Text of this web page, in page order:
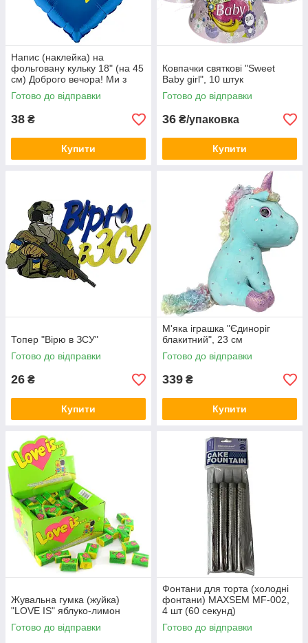
Напис (наклейка) на
фольговану кульку 18" (на 45
см) Доброго вечора! Ми з
України! (будь-який колір)
Готово до відправки
38 ₴
Купити
Ковпачки святкові "Sweet
Baby girl", 10 штук
Готово до відправки
36 ₴/упаковка
Купити
Топер "Вірю в ЗСУ"
Готово до відправки
26 ₴
Купити
М'яка іграшка "Єдиноріг
блакитний", 23 см
Готово до відправки
339 ₴
Купити
Жувальна гумка (жуйка)
"LOVE IS" яблуко-лимон
Готово до відправки
Фонтани для торта (холодні
фонтани) MAXSEM MF-002,
4 шт (60 секунд)
Готово до відправки